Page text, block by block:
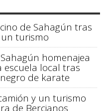
de Sahagún tras
turismo
homenajea
escuela local tras
de karate
y un turismo
de Bercianos